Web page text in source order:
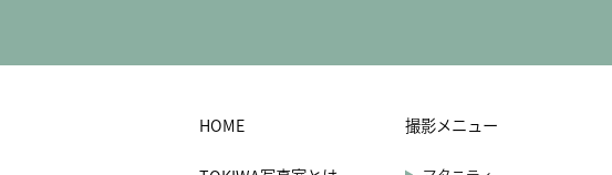
HOME 撮影メニュー